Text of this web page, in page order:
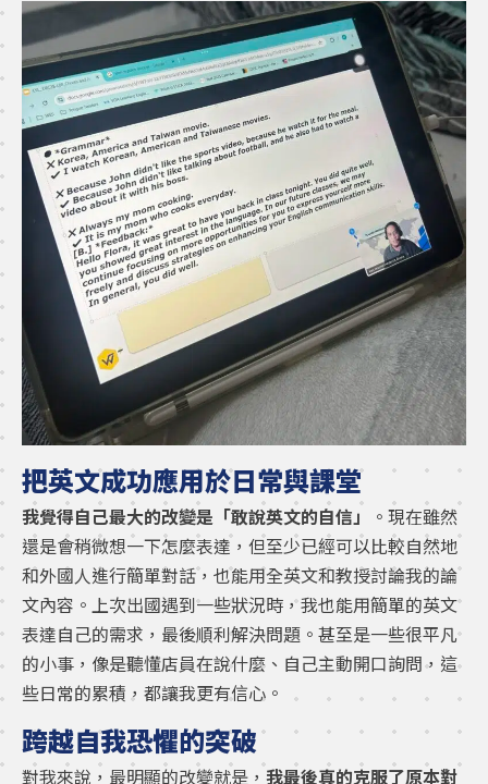
把英文成功應用於日常與課堂
我覺得自己最大的改變是「敢說英文的自信」
。現在雖然
還是會稍微想一下怎麼表達，但至少已經可以比較自然地
和外國人進行簡單對話，也能用全英文和教授討論我的論
文內容。上次出國遇到一些狀況時，我也能用簡單的英文
表達自己的需求，最後順利解決問題。甚至是一些很平凡
的小事，像是聽懂店員在說什麼、自己主動開口詢問，這
些日常的累積，都讓我更有信心。
跨越自我恐懼的突破
對我來說，最明顯的改變就是， 我最後真的克服了原本對